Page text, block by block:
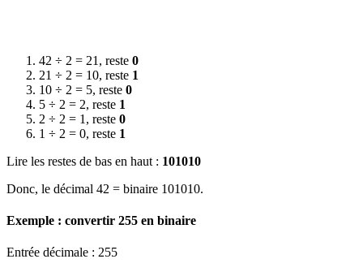
42 ÷ 2 = 21, reste 0
21 ÷ 2 = 10, reste 1
10 ÷ 2 = 5, reste 0
5 ÷ 2 = 2, reste 1
2 ÷ 2 = 1, reste 0
1 ÷ 2 = 0, reste 1
Lire les restes de bas en haut : 101010
Donc, le décimal 42 = binaire 101010.
Exemple : convertir 255 en binaire
Entrée décimale : 255